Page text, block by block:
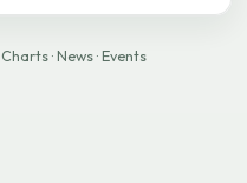
Charts · News · Events